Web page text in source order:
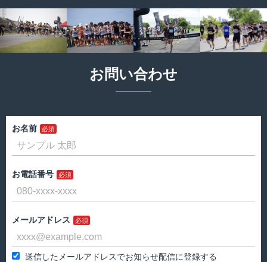
お問い合わせ
お名前
お電話番号
メールアドレス
送信したメールアドレスでお知らせ配信に登録する